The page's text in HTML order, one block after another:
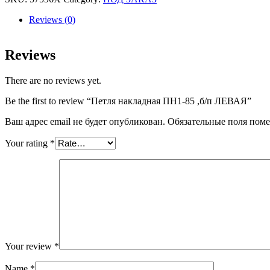
85
quantity
Reviews (0)
Reviews
There are no reviews yet.
Be the first to review “Петля накладная ПН1-85 ,б/п ЛЕВАЯ”
Ваш адрес email не будет опубликован. Обязательные поля
Your rating *
Your review *